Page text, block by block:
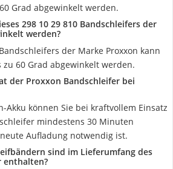
Grad abgewinkelt werden.
298 10 29 810 Bandschleifers der
werden?
der Marke Proxxon kann
60 Grad abgewinkelt werden.
der Proxxon Bandschleifer bei
Akku können Sie bei kraftvollem Einsatz
mindestens 30 Minuten
Aufladung notwendig ist.
sind im Lieferumfang des
enthalten?